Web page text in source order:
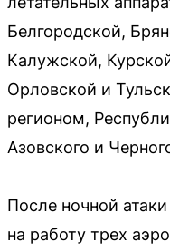
Белгородской,
Калужской,
Орловской и
регионом,
Азовского и
После ночной
на работу трех